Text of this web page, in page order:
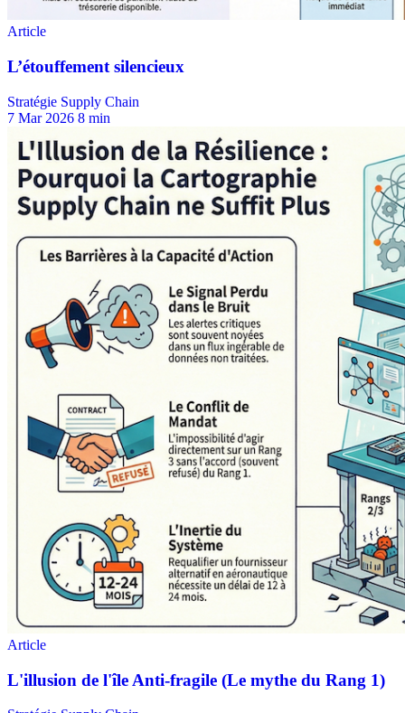
Stratégie Supply Chain
7 Mar 2026 8 min